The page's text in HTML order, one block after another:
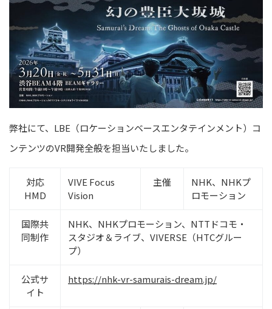
弊社にて、LBE（ロケーションベースエンタテインメント）コ
ンテンツのVR開発全般を担当いたしました。
対応
HMD
VIVE Focus
Vision
主催
NHK、NHKプ
ロモーション
国際共
同制作
NHK、NHKプロモーション、NTTドコモ・
スタジオ＆ライブ、VIVERSE（HTCグルー
プ）
公式サ
イト
https://nhk-vr-samurais-dream.jp/